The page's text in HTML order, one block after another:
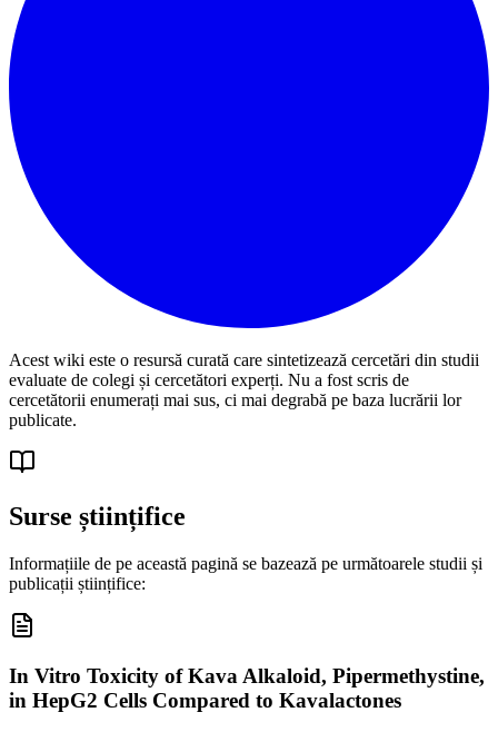
Acest wiki este o resursă curată care sintetizează cercetări din studii
evaluate de colegi și cercetători experți. Nu a fost scris de
cercetătorii enumerați mai sus, ci mai degrabă pe baza lucrării lor
publicate.
Surse științifice
Informațiile de pe această pagină se bazează pe următoarele studii și
publicații științifice:
In Vitro Toxicity of Kava Alkaloid, Pipermethystine,
in HepG2 Cells Compared to Kavalactones